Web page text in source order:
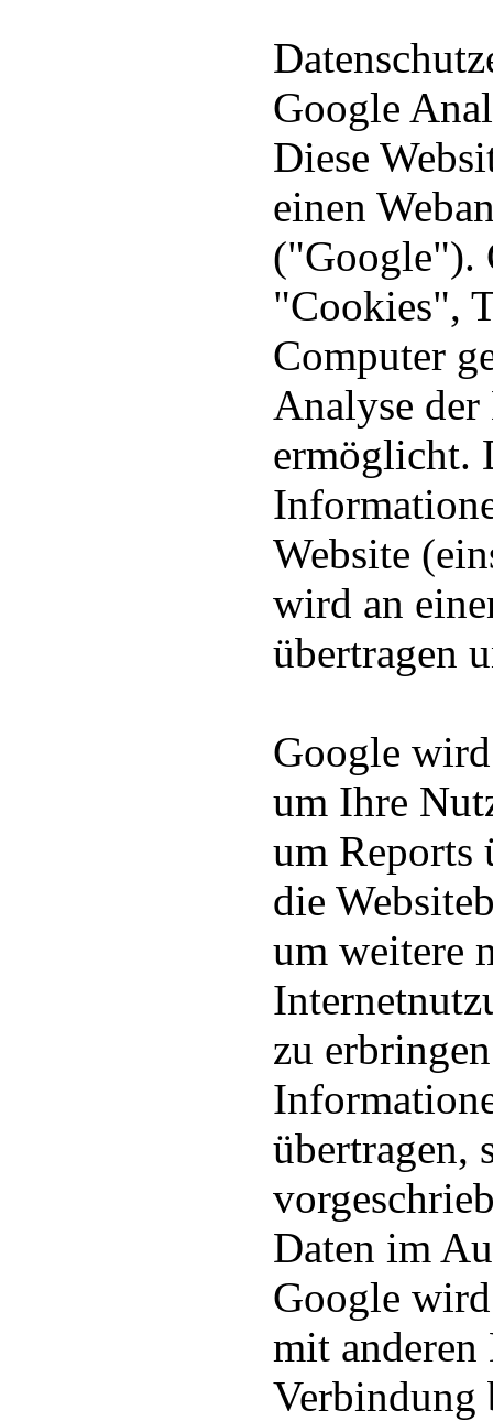
Google
Diese
einen
("Google").
"Cookies",
Computer
Analyse der
ermöglicht.
Website
wird an
übertragen
Google
um Ihre
um Reports
die
um weitere
zu
übertragen,
Daten im
Google
mit
Verbindung